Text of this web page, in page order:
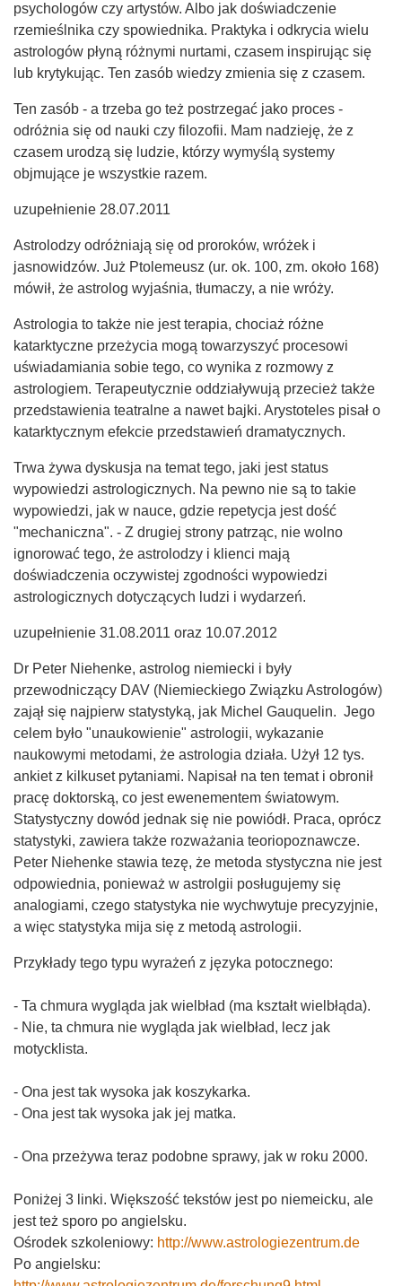
psychologów czy artystów. Albo jak doświadczenie
rzemieślnika czy spowiednika. Praktyka i odkrycia wielu
astrologów płyną różnymi nurtami, czasem inspirując się
lub krytykując. Ten zasób wiedzy zmienia się z czasem.
Ten zasób - a trzeba go też postrzegać jako proces -
odróżnia się od nauki czy filozofii. Mam nadzieję, że z
czasem urodzą się ludzie, którzy wymyślą systemy
objmujące je wszystkie razem.
uzupełnienie 28.07.2011
Astrolodzy odróżniają się od proroków, wróżek i
jasnowidzów. Już Ptolemeusz (ur. ok. 100, zm. około 168)
mówił, że astrolog wyjaśnia, tłumaczy, a nie wróży.
Astrologia to także nie jest terapia, chociaż różne
katarktyczne przeżycia mogą towarzyszyć procesowi
uświadamiania sobie tego, co wynika z rozmowy z
astrologiem. Terapeutycznie oddziaływują przecież także
przedstawienia teatralne a nawet bajki. Arystoteles pisał o
katarktycznym efekcie przedstawień dramatycznych.
Trwa żywa dyskusja na temat tego, jaki jest status
wypowiedzi astrologicznych. Na pewno nie są to takie
wypowiedzi, jak w nauce, gdzie repetycja jest dość
"mechaniczna". - Z drugiej strony patrząc, nie wolno
ignorować tego, że astrolodzy i klienci mają
doświadczenia oczywistej zgodności wypowiedzi
astrologicznych dotyczących ludzi i wydarzeń.
uzupełnienie 31.08.2011 oraz 10.07.2012
Dr Peter Niehenke, astrolog niemiecki i były
przewodniczący DAV (Niemieckiego Związku Astrologów)
zajął się najpierw statystyką, jak Michel Gauquelin. Jego
celem było "unaukowienie" astrologii, wykazanie
naukowymi metodami, że astrologia działa. Użył 12 tys.
ankiet z kilkuset pytaniami. Napisał na ten temat i obronił
pracę doktorską, co jest ewenementem światowym.
Statystyczny dowód jednak się nie powiódł. Praca, oprócz
statystyki, zawiera także rozważania teoriopoznawcze.
Peter Niehenke stawia tezę, że metoda stystyczna nie jest
odpowiednia, ponieważ w astrolgii posługujemy się
analogiami, czego statystyka nie wychwytuje precyzyjnie,
a więc statystyka mija się z metodą astrologii.
Przykłady tego typu wyrażeń z języka potocznego:
- Ta chmura wygląda jak wielbład (ma kształt wielbłąda).
- Nie, ta chmura nie wygląda jak wielbład, lecz jak
motycklista.
- Ona jest tak wysoka jak koszykarka.
- Ona jest tak wysoka jak jej matka.
- Ona przeżywa teraz podobne sprawy, jak w roku 2000.
Poniżej 3 linki. Większość tekstów jest po niemeicku, ale
jest też sporo po angielsku.
Ośrodek szkoleniowy: http://www.astrologiezentrum.de
Po angielsku: